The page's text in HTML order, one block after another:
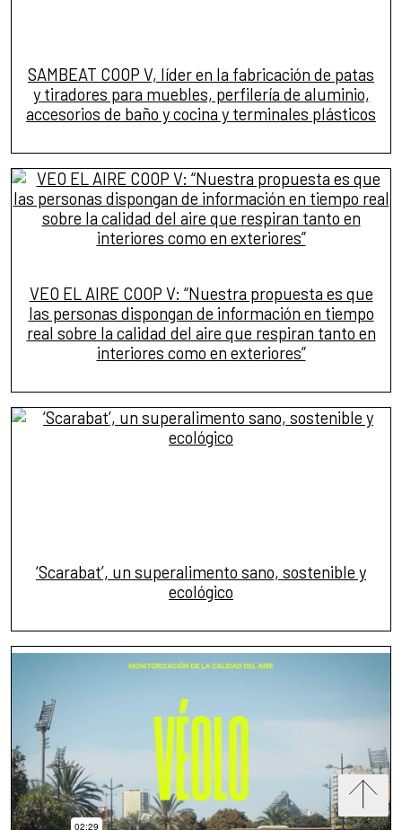
SAMBEAT COOP V, líder en la fabricación de patas
y tiradores para muebles, perfilería de aluminio,
accesorios de baño y cocina y terminales plásticos
VEO EL AIRE COOP V: “Nuestra propuesta es que
las personas dispongan de información en tiempo
real sobre la calidad del aire que respiran tanto en
interiores como en exteriores”
‘Scarabat’, un superalimento sano, sostenible y
ecológico